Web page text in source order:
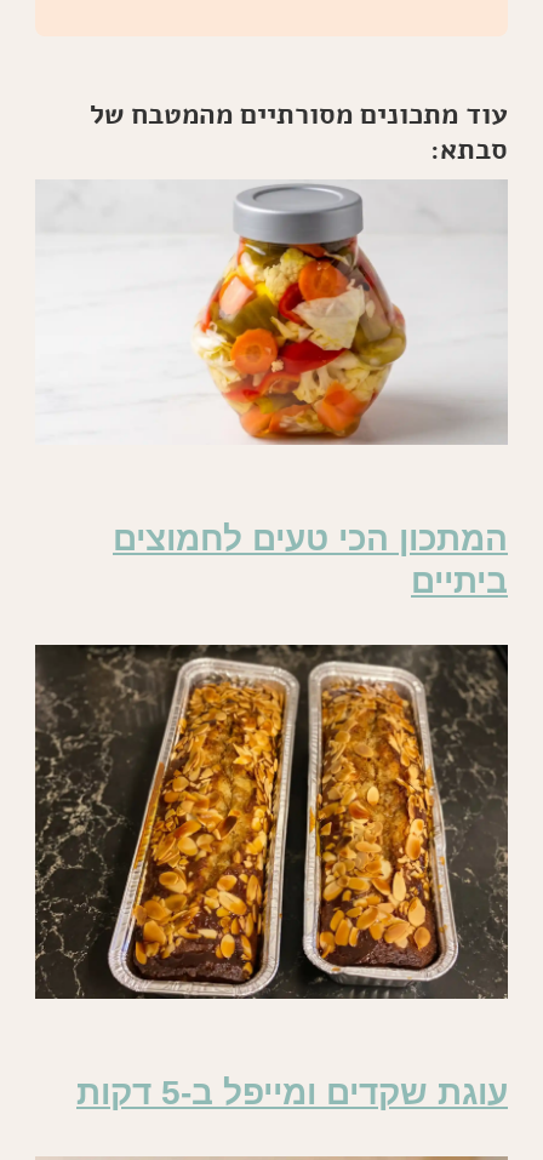
עוד מתכונים מסורתיים מהמטבח של
סבתא:
המתכון הכי טעים לחמוצים
ביתיים
עוגת שקדים ומייפל ב-5 דקות